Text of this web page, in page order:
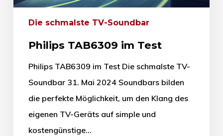
Die schmalste TV-Soundbar
Philips TAB6309 im Test
Philips TAB6309 im Test Die schmalste TV-
Soundbar 31. Mai 2024 Soundbars bilden
die perfekte Möglichkeit, um den Klang des
eigenen TV-Geräts auf simple und
kostengünstige…